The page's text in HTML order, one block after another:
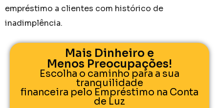
empréstimo a clientes com histórico de
inadimplência.
Mais Dinheiro e
Menos Preocupações!
Escolha o caminho para a sua
tranquilidade
financeira pelo Empréstimo na Conta
de Luz